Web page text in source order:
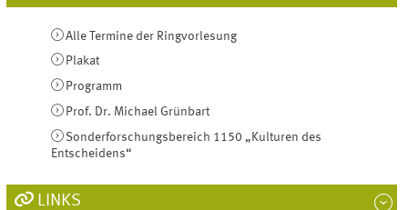
Alle Termine der Ringvorlesung
Plakat
Programm
Prof. Dr. Michael Grünbart
Sonderforschungsbereich 1150 „Kulturen des
Entscheidens“
LINKS